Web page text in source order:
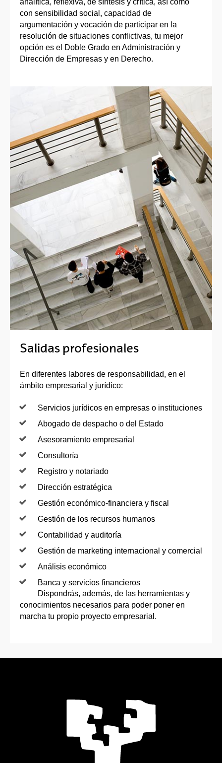
analítica, reflexiva, de síntesis y crítica, así como
con sensibilidad social, capacidad de
argumentación y vocación de participar en la
resolución de situaciones conflictivas, tu mejor
opción es el Doble Grado en Administración y
Dirección de Empresas y en Derecho.
Salidas profesionales
En diferentes labores de responsabilidad, en el
ámbito empresarial y jurídico:
Servicios jurídicos en empresas o instituciones
Abogado de despacho o del Estado
Asesoramiento empresarial
Consultoría
Registro y notariado
Dirección estratégica
Gestión económico-financiera y fiscal
Gestión de los recursos humanos
Contabilidad y auditoría
Gestión de marketing internacional y comercial
Análisis económico
Banca y servicios financieros
Dispondrás, además, de las herramientas y
conocimientos necesarios para poder poner en
marcha tu propio proyecto empresarial.